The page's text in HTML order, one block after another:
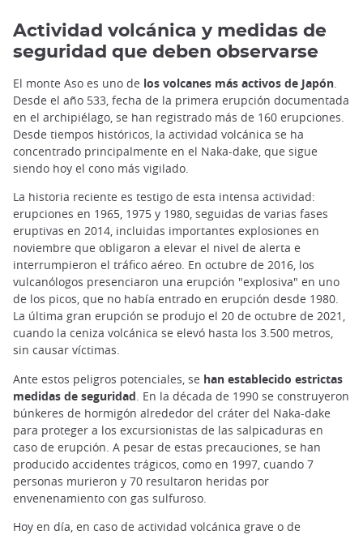
Actividad volcánica y medidas de
seguridad que deben observarse
El monte Aso es uno de los volcanes más activos de Japón.
Desde el año 533, fecha de la primera erupción documentada
en el archipiélago, se han registrado más de 160 erupciones.
Desde tiempos históricos, la actividad volcánica se ha
concentrado principalmente en el Naka-dake, que sigue
siendo hoy el cono más vigilado.
La historia reciente es testigo de esta intensa actividad:
erupciones en 1965, 1975 y 1980, seguidas de varias fases
eruptivas en 2014, incluidas importantes explosiones en
noviembre que obligaron a elevar el nivel de alerta e
interrumpieron el tráfico aéreo. En octubre de 2016, los
vulcanólogos presenciaron una erupción "explosiva" en uno
de los picos, que no había entrado en erupción desde 1980.
La última gran erupción se produjo el 20 de octubre de 2021,
cuando la ceniza volcánica se elevó hasta los 3.500 metros,
sin causar víctimas.
Ante estos peligros potenciales, se han establecido estrictas
medidas de seguridad . En la década de 1990 se construyeron
búnkeres de hormigón alrededor del cráter del Naka-dake
para proteger a los excursionistas de las salpicaduras en
caso de erupción. A pesar de estas precauciones, se han
producido accidentes trágicos, como en 1997, cuando 7
personas murieron y 70 resultaron heridas por
envenenamiento con gas sulfuroso.
Hoy en día, en caso de actividad volcánica grave o de